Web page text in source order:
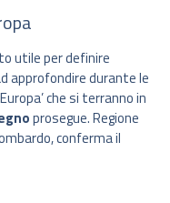
utile per definire
approfondire durante le
che si terranno in
prosegue. Regione
conferma il